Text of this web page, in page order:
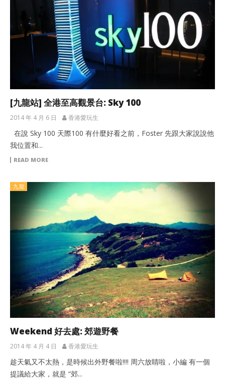
[九龍站] 全港至高觀景台: Sky 100
2014 年 4 月 6 日 香港愛玩生
在說 Sky 100 天際100 有什麼好看之前，Foster 先跟大家說說他
我位置和...
READ MORE
九龍
Weekend 好去處: 郊遊野餐
2014 年 4 月 4 日 香港愛玩生
趁天氣又不太熱，是時候出外野餐啦!!!! 周六放睛啦，小編 有一個
提議給大家，就是 “郊...